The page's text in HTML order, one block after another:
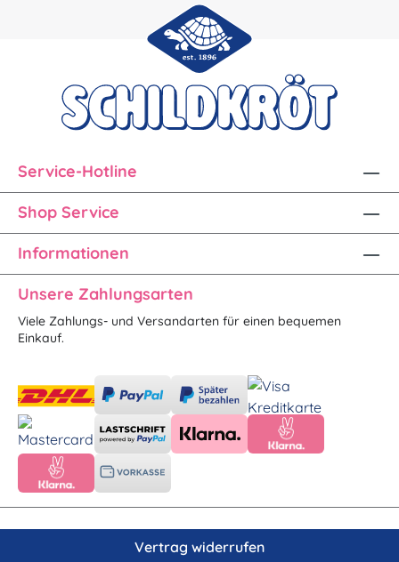
Service-Hotline
Shop Service
Informationen
Unsere Zahlungsarten
Viele Zahlungs- und Versandarten für einen bequemen
Einkauf.
Vertrag widerrufen